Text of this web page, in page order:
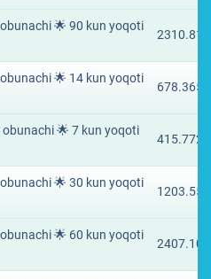
🌟 90 kun yoqoti
🌟 14 kun yoqoti
obunachi 🌟 7 kun yoqoti
🌟 30 kun yoqoti
🌟 60 kun yoqoti